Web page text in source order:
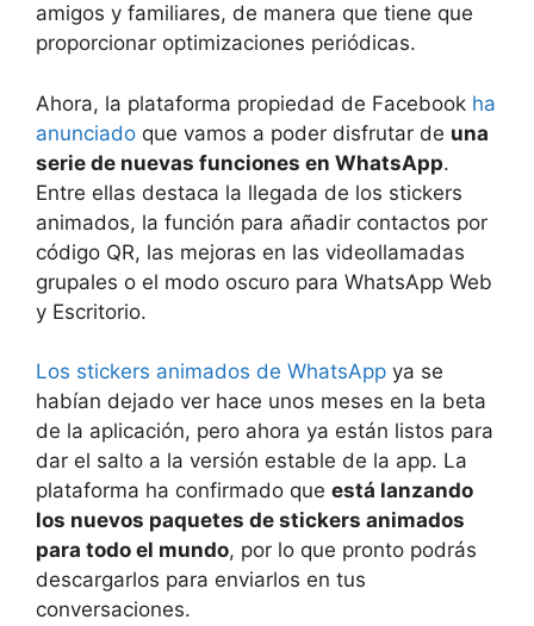
amigos y familiares, de manera que tiene que
proporcionar optimizaciones periódicas.
Ahora, la plataforma propiedad de Facebook ha
anunciado que vamos a poder disfrutar de una
serie de nuevas funciones en WhatsApp.
Entre ellas destaca la llegada de los stickers
animados, la función para añadir contactos por
código QR, las mejoras en las videollamadas
grupales o el modo oscuro para WhatsApp Web
y Escritorio.
Los stickers animados de WhatsApp ya se
habían dejado ver hace unos meses en la beta
de la aplicación, pero ahora ya están listos para
dar el salto a la versión estable de la app. La
plataforma ha confirmado que está lanzando
los nuevos paquetes de stickers animados
para todo el mundo, por lo que pronto podrás
descargarlos para enviarlos en tus
conversaciones.